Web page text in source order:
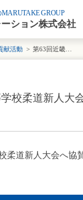
GROUP
ション株式会社
献活動
校柔道新人大
柔道新人大会へ協